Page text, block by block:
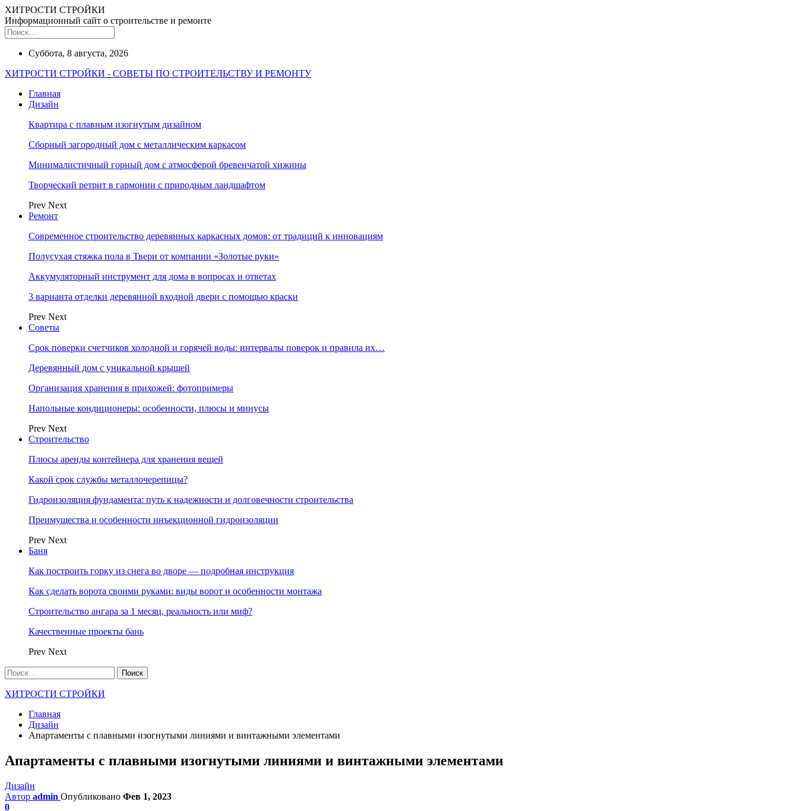
ХИТРОСТИ СТРОЙКИ
Информационный сайт о строительстве и ремонте
Суббота, 8 августа, 2026
ХИТРОСТИ СТРОЙКИ - СОВЕТЫ ПО СТРОИТЕЛЬСТВУ И РЕМОНТУ
Главная
Дизайн
Квартира с плавным изогнутым дизайном
Сборный загородный дом с металлическим каркасом
Минималистичный горный дом с атмосферой бревенчатой хижины
Творческий ретрит в гармонии с природным ландшафтом
Prev Next
Ремонт
Современное строительство деревянных каркасных домов: от традиций к инновациям
Полусухая стяжка пола в Твери от компании «Золотые руки»
Аккумуляторный инструмент для дома в вопросах и ответах
3 варианта отделки деревянной входной двери с помощью краски
Prev Next
Советы
Срок поверки счетчиков холодной и горячей воды: интервалы поверок и правила их…
Деревянный дом с уникальной крышей
Организация хранения в прихожей: фотопримеры
Напольные кондиционеры: особенности, плюсы и минусы
Prev Next
Строительство
Плюсы аренды контейнера для хранения вещей
Какой срок службы металлочерепицы?
Гидроизоляция фундамента: путь к надежности и долговечности строительства
Преимущества и особенности инъекционной гидроизоляции
Prev Next
Баня
Как построить горку из снега во дворе — подробная инструкция
Как сделать ворота своими руками: виды ворот и особенности монтажа
Строительство ангара за 1 месяц, реальность или миф?
Качественные проекты бань
Prev Next
ХИТРОСТИ СТРОЙКИ
Главная
Дизайн
Апартаменты с плавными изогнутыми линиями и винтажными элементами
Апартаменты с плавными изогнутыми линиями и винтажными элементами
Дизайн
Автор admin Опубликовано Фев 1, 2023
0